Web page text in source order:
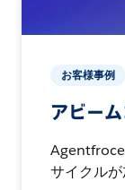
お客様事例
アビー
サイクル